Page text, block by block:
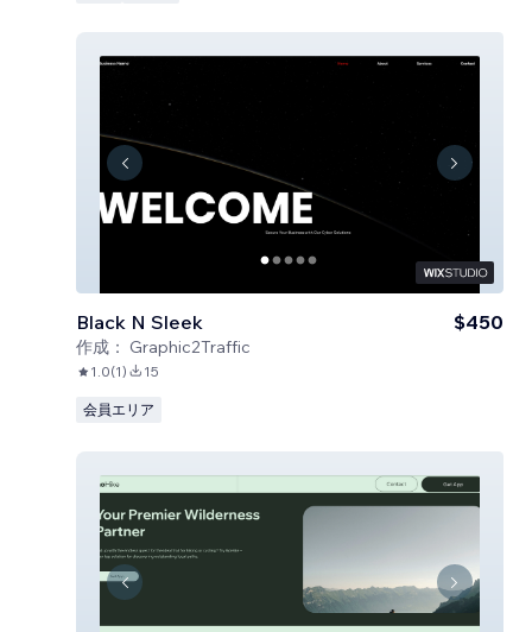
Black N Sleek
作成： Graphic2Traffic
$450
1.0(1) 15
会員エリア